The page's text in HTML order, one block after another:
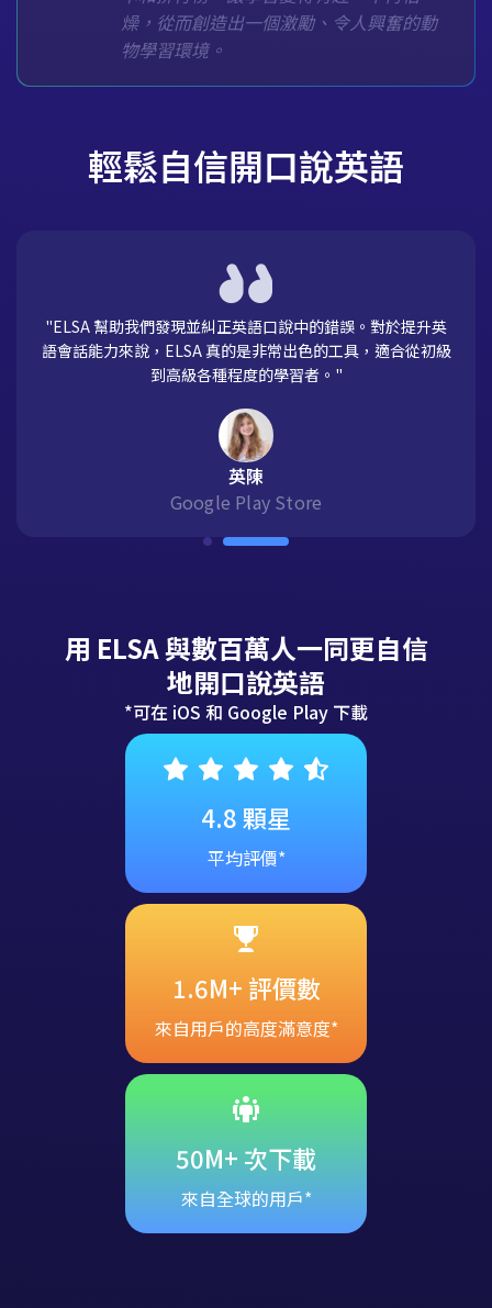
燥，從而創造出一個激勵、令人興奮的動
物學習環境。
輕鬆自信開口說英語
"ELSA 幫助我們發現並糾正英語口說中的錯誤。對於提升英
語會話能力來說，ELSA 真的是非常出色的工具，適合從初級
到高級各種程度的學習者。"
英陳
Google Play Store
用 ELSA 與數百萬人一同更自信
地開口說英語
*可在 iOS 和 Google Play 下載
4.8 顆星
平均評價*
1.6M+ 評價數
來自用戶的高度滿意度*
50M+ 次下載
來自全球的用戶*